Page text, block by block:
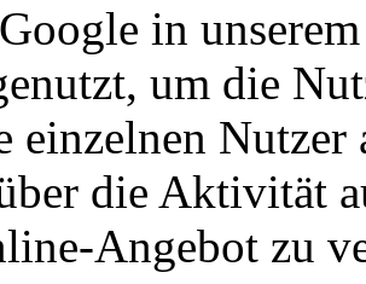
in
um die
einzelnen
die Aktivität
Angebot zu